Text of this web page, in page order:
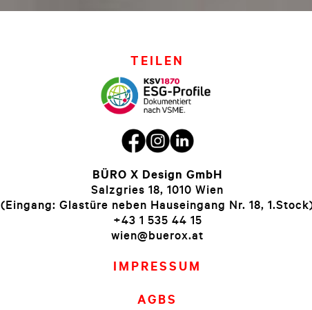
TEILEN
BÜRO X Design GmbH
Salzgries 18, 1010 Wien
(Eingang: Glastüre neben Hauseingang Nr. 18,
+43 1 535 44 15
wien@buerox.at
IMPRESSUM
AGBS